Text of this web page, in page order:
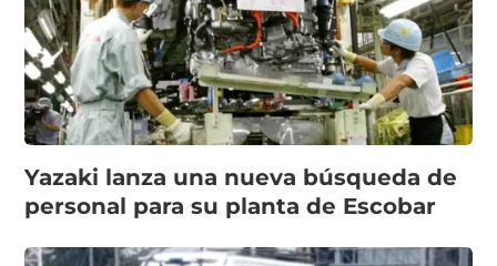
Yazaki lanza una nueva búsqueda de
personal para su planta de Escobar